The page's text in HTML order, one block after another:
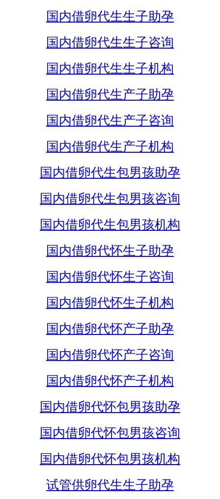
国内借卵代生生子助孕
国内借卵代生生子咨询
国内借卵代生生子机构
国内借卵代生产子助孕
国内借卵代生产子咨询
国内借卵代生产子机构
国内借卵代生包男孩助孕
国内借卵代生包男孩咨询
国内借卵代生包男孩机构
国内借卵代怀生子助孕
国内借卵代怀生子咨询
国内借卵代怀生子机构
国内借卵代怀产子助孕
国内借卵代怀产子咨询
国内借卵代怀产子机构
国内借卵代怀包男孩助孕
国内借卵代怀包男孩咨询
国内借卵代怀包男孩机构
试管供卵代生生子助孕